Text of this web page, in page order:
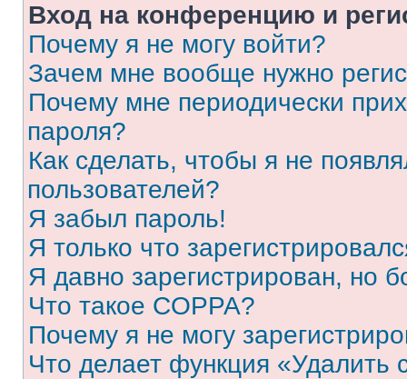
Вход на конференцию и
Почему я не могу войти?
Зачем мне вообще нужно
Почему мне периодически
пароля?
Как сделать, чтобы я не
пользователей?
Я забыл пароль!
Я только что
Я давно зарегистрирован, но
Что такое COPPA?
Почему я не могу
Что делает функция «Удалить